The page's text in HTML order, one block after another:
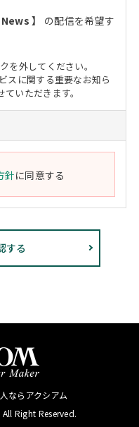
】
の配信を希望す
を外してください。
スに関する重要なお知ら
いただきます。
針に同意する
ならアクシアム
Right Reserved.